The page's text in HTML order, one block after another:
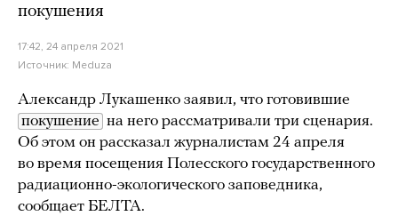
покушения
17:42, 24 апреля 2021
Источник: Meduza
Александр Лукашенко заявил, что готовившие
покушение на него рассматривали три сценария.
Об этом он рассказал журналистам 24 апреля
во время посещения Полесского государственного
радиационно-экологического заповедника,
сообщает БЕЛТА.